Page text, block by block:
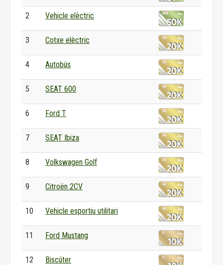
2 Vehicle elèctric
3 Cotxe elèctric
4 Autobús
5 SEAT 600
6 Ford T
7 SEAT Ibiza
8 Volkswagen Golf
9 Citroën 2CV
10 Vehicle esportiu utilitari
11 Ford Mustang
12 Biscúter